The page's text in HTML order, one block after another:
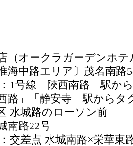
（オークラガーデンホテ
海中路エリア〕茂名南路
1号線「陜西南路」駅か
路」「静安寺」駅からタ
水城路のローソン前
南路22号
交差点 水城南路×栄華東